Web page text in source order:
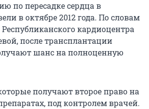
по пересадке сердца в
в октябре 2012 года. По словам
кардиоцентра
после трансплантации
шанс на полноценную
получают второе право на
под контролем врачей.